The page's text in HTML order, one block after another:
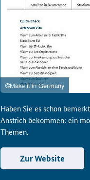
Haben Sie es schon
Anstrich bekommen: ein
Themen.
Zur Website